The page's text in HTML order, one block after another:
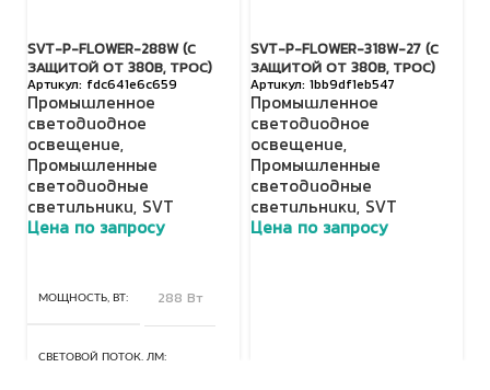
SVT-P-FLOWER-288W (С
ЗАЩИТОЙ ОТ 380В, ТРОС)
fdc641e6c659
Промышленное
светодиодное
освещение,
Промышленные
светодиодные
светильники, SVT
Цена по запросу
МОЩНОСТЬ, ВТ 288 Вт
СВЕТОВОЙ ПОТОК, ЛМ
SVT-P-FLOWER-318W-27 (С
ЗАЩИТОЙ ОТ 380В, ТРОС)
1bb9df1eb547
Промышленное
светодиодное
освещение,
Промышленные
светодиодные
светильники, SVT
Цена по запросу